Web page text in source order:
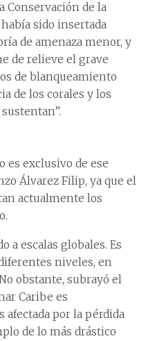
Conservación de la
sido insertada
de amenaza menor, y
de relieve el grave
de blanqueamiento
de los corales y los
es exclusivo de ese
Álvarez Filip, ya que el
actualmente los
a escalas globales. Es
niveles, en
obstante, subrayó el
Caribe es
por la pérdida
de lo más drástico